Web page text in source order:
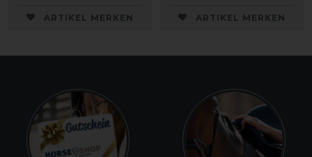
ARTIKEL MERKEN ARTIKEL MERKEN